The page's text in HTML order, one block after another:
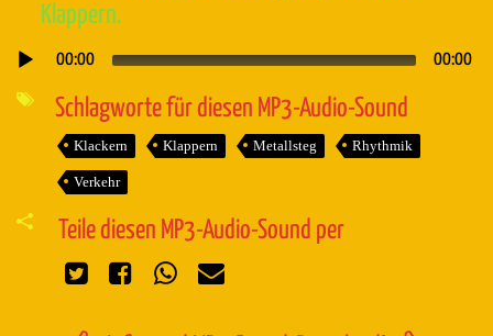
Klappern.
Audio-
00:00 00:00
Schlagworte für diesen MP3-Audio-Sound
Klackern Klappern Metallsteg Rhythmik
Verkehr
Teile diesen MP3-Audio-Sound per